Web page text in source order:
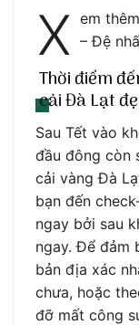
X em
– Đệ
Thời điểm
cải Đà Lạt
Sau Tết vào
đầu đông còn
cải vàng Đà
bạn đến
ngay bởi sau
ngay. Để đảm
bản địa xác
chưa, hoặc
đỡ mất công